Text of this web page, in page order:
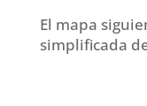
El mapa
simplificada